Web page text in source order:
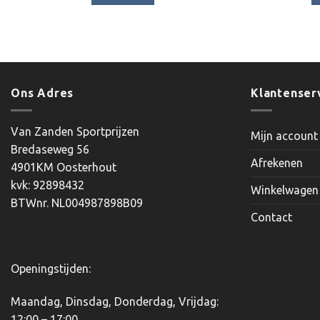
Ons Adres
Van Zanden Sportprijzen
Bredaseweg 56
4901KM Oosterhout
kvk: 92898432
BTWnr. NL004987898B09
Openingstijden:
Maandag, Dinsdag, Donderdag, Vrijdag:
Mijn account
Afrekenen
Winkelwagen
Contact